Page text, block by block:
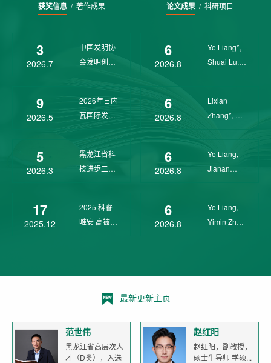
获奖信息/ 著作成果
3
2026.7
中国发明协
会发明创业
9
2026.5
2026年日内
瓦国际发明
5
2026.3
黑龙江省科
技进步二等
17
2025.12
2025 科睿
唯安 高被引
论文成果/ 科研项目
6
2026.8
Ye Liang*,
Shuai Lu,
6
2026.8
Lixian
Zhang*, Ye
6
2026.8
Ye Liang,
Jianan
6
2026.8
Ye Liang,
Yimin Zhu,
最新更新主页
范世伟
黑龙江省高层次人
才（D类），入选
赵红阳
赵红阳，副教授，
硕士生导师 学硕...